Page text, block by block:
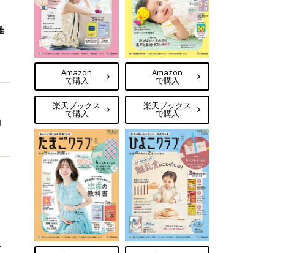
Amazon
で購入
楽天ブックス
で購入
Amazon
で購入
楽天ブックス
で購入